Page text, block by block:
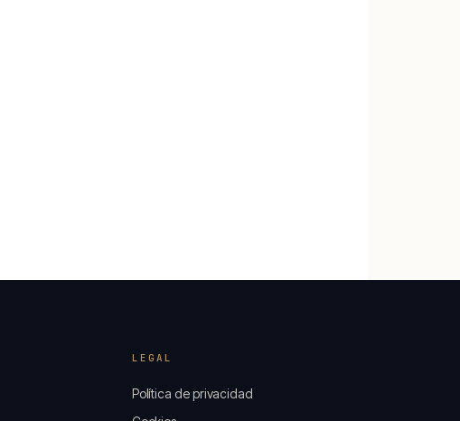
LEGAL
Política de privacidad